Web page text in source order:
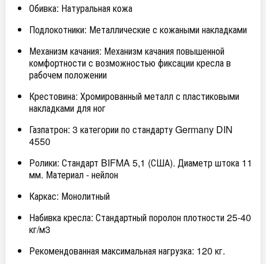
Обивка: Натуральная кожа
Подлокотники: Металлические с кожаными накладками
Механизм качания: Механизм качания повышенной
комфортности с возможностью фиксации кресла в
рабочем положении
Крестовина: Хромированный металл с пластиковыми
накладками для ног
Газпатрон: 3 категории по стандарту Germany DIN
4550
Ролики: Стандарт BIFMA 5,1 (США). Диаметр штока 11
мм. Материал - нейлон
Каркас: Монолитный
Набивка кресла: Стандартный поролон плотности 25-40
кг/м3
Рекомендованная максимальная нагрузка: 120 кг.